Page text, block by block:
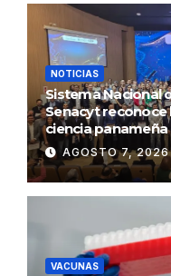
NOTICIAS
Sistema Nacional
Senacyt
ciencia panameña
AGOSTO 7,
VACUNAS